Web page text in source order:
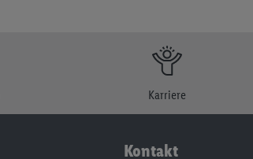
Karriere
Kontakt